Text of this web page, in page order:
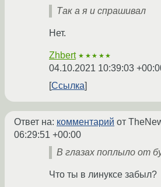
Так а я и спрашивал
Нет.
Zhbert ★★★★★
04.10.2021 10:39:03
Ссылка
Ответ на: комментарий от
06:29:51 +00:00
В глазах поплыло от
Что ты в линуксе забыл?